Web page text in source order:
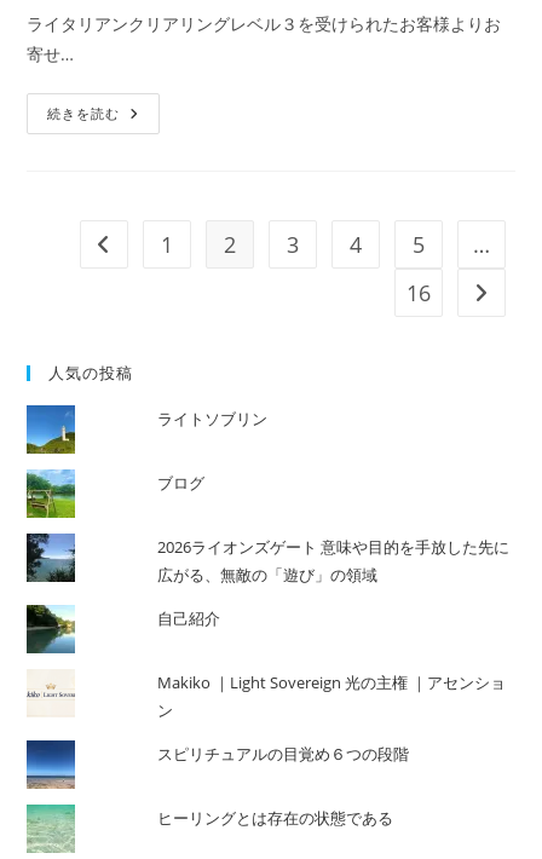
日:
カ
テ
ゴ
リ
ー:
ライタリアンクリアリングレベル３を受けられたお客様よりお
寄せ…
続きを読む ラ
イ
果
前のページヘ
1 2 3 4 5
…
16
次のペ
人気の投稿
ライトソブリン
ブログ
2026ライオンズゲート 意味や目的を手放した先に
広がる、無敵の「遊び」の領域
自己紹介
Makiko ｜Light Sovereign 光の主権 ｜アセンショ
ン
スピリチュアルの目覚め６つの段階
ヒーリングとは存在の状態である